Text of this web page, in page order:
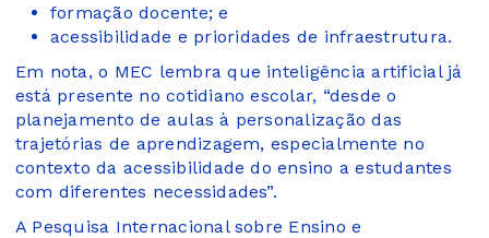
formação docente; e
acessibilidade e prioridades de infraestrutura.
Em nota, o MEC lembra que inteligência artificial já
está presente no cotidiano escolar, “desde o
planejamento de aulas à personalização das
trajetórias de aprendizagem, especialmente no
contexto da acessibilidade do ensino a estudantes
com diferentes necessidades”.
A Pesquisa Internacional sobre Ensino e